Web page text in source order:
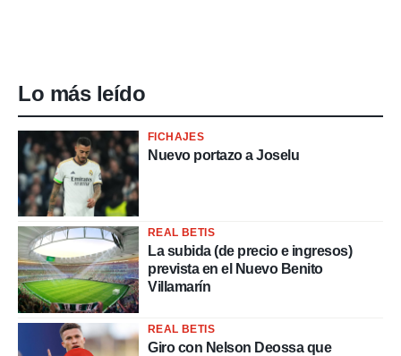
Lo más leído
FICHAJES
Nuevo portazo a Joselu
REAL BETIS
La subida (de precio e ingresos)
prevista en el Nuevo Benito
Villamarín
REAL BETIS
Giro con Nelson Deossa que